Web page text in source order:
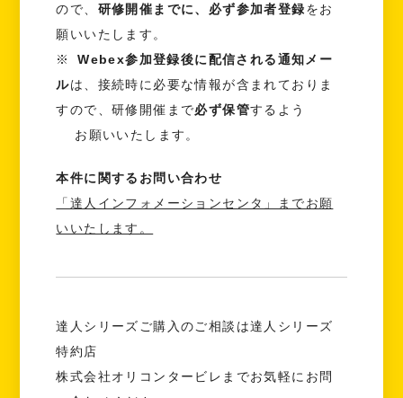
ので、 研修開催までに、必ず参加者登録をお
願いいたします。
※Webex参加登録後に配信される通知メー
ルは、接続時に必要な情報が含まれておりま
すので、研修開催まで必ず保管するよう
お願いいたします。
本件に関するお問い合わせ
「達人インフォメーションセンタ」までお願
いいたします。
達人シリーズご購入のご相談は達人シリーズ
特約店
株式会社オリコンタービレまでお気軽にお問